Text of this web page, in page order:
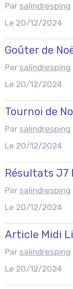
Par salindresping
Le 20/12/2024
Goûter de
Par salindresping
Le 20/12/2024
Tournoi de
Par salindresping
Le 20/12/2024
Résultats J7
Par salindresping
Le 20/12/2024
Article Midi
Par salindresping
Le 20/12/2024